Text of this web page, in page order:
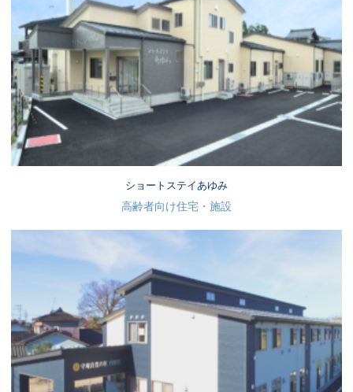
ショートステイあゆみ
高齢者向け住宅・施設